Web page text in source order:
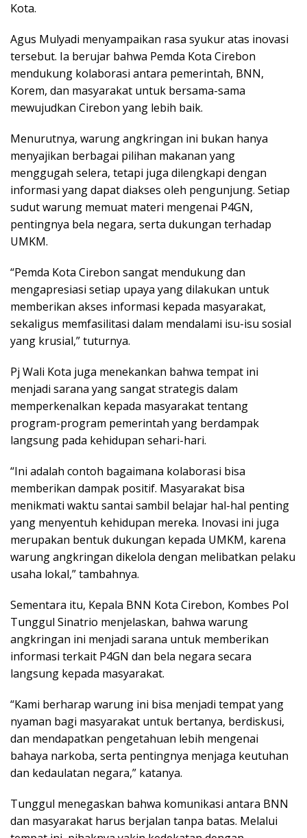
Kota.
Agus Mulyadi menyampaikan rasa syukur atas inovasi
tersebut. Ia berujar bahwa Pemda Kota Cirebon
mendukung kolaborasi antara pemerintah, BNN,
Korem, dan masyarakat untuk bersama-sama
mewujudkan Cirebon yang lebih baik.
Menurutnya, warung angkringan ini bukan hanya
menyajikan berbagai pilihan makanan yang
menggugah selera, tetapi juga dilengkapi dengan
informasi yang dapat diakses oleh pengunjung. Setiap
sudut warung memuat materi mengenai P4GN,
pentingnya bela negara, serta dukungan terhadap
UMKM.
“Pemda Kota Cirebon sangat mendukung dan
mengapresiasi setiap upaya yang dilakukan untuk
memberikan akses informasi kepada masyarakat,
sekaligus memfasilitasi dalam mendalami isu-isu sosial
yang krusial,” tuturnya.
Pj Wali Kota juga menekankan bahwa tempat ini
menjadi sarana yang sangat strategis dalam
memperkenalkan kepada masyarakat tentang
program-program pemerintah yang berdampak
langsung pada kehidupan sehari-hari.
“Ini adalah contoh bagaimana kolaborasi bisa
memberikan dampak positif. Masyarakat bisa
menikmati waktu santai sambil belajar hal-hal penting
yang menyentuh kehidupan mereka. Inovasi ini juga
merupakan bentuk dukungan kepada UMKM, karena
warung angkringan dikelola dengan melibatkan pelaku
usaha lokal,” tambahnya.
Sementara itu, Kepala BNN Kota Cirebon, Kombes Pol
Tunggul Sinatrio menjelaskan, bahwa warung
angkringan ini menjadi sarana untuk memberikan
informasi terkait P4GN dan bela negara secara
langsung kepada masyarakat.
“Kami berharap warung ini bisa menjadi tempat yang
nyaman bagi masyarakat untuk bertanya, berdiskusi,
dan mendapatkan pengetahuan lebih mengenai
bahaya narkoba, serta pentingnya menjaga keutuhan
dan kedaulatan negara,” katanya.
Tunggul menegaskan bahwa komunikasi antara BNN
dan masyarakat harus berjalan tanpa batas. Melalui